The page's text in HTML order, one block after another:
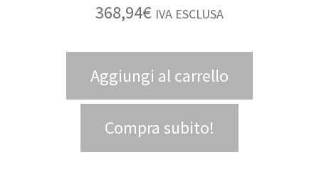
368,94€ IVA ESCLUSA
Aggiungi al carrello
Compra subito!